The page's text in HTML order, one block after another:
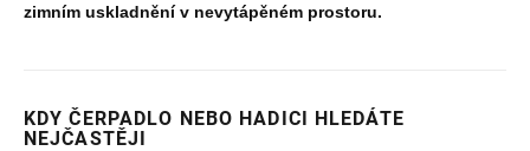
zimním uskladnění v nevytápěném prostoru.
KDY ČERPADLO NEBO HADICI HLEDÁTE
NEJČASTĚJI